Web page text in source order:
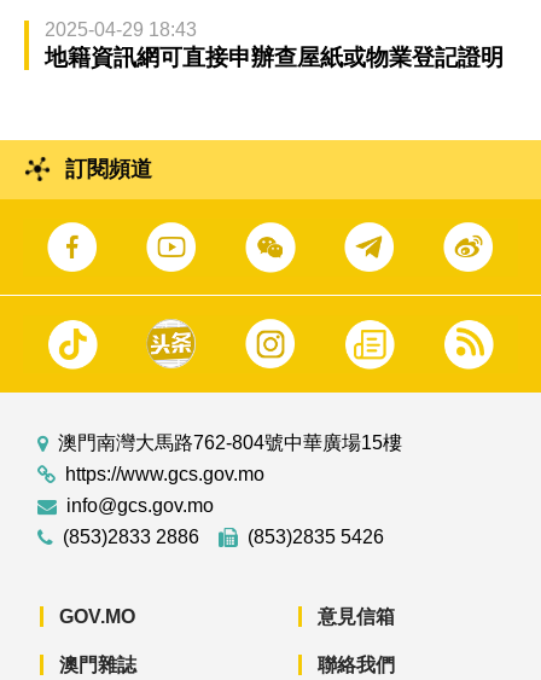
2025-04-29 18:43
地籍資訊網可直接申辦查屋紙或物業登記證明
訂閱頻道
澳門南灣大馬路762-804號中華廣場15樓
https://www.gcs.gov.mo
info@gcs.gov.mo
(853)2833 2886
(853)2835 5426
GOV.MO
澳門雜誌
意見信箱
聯絡我們